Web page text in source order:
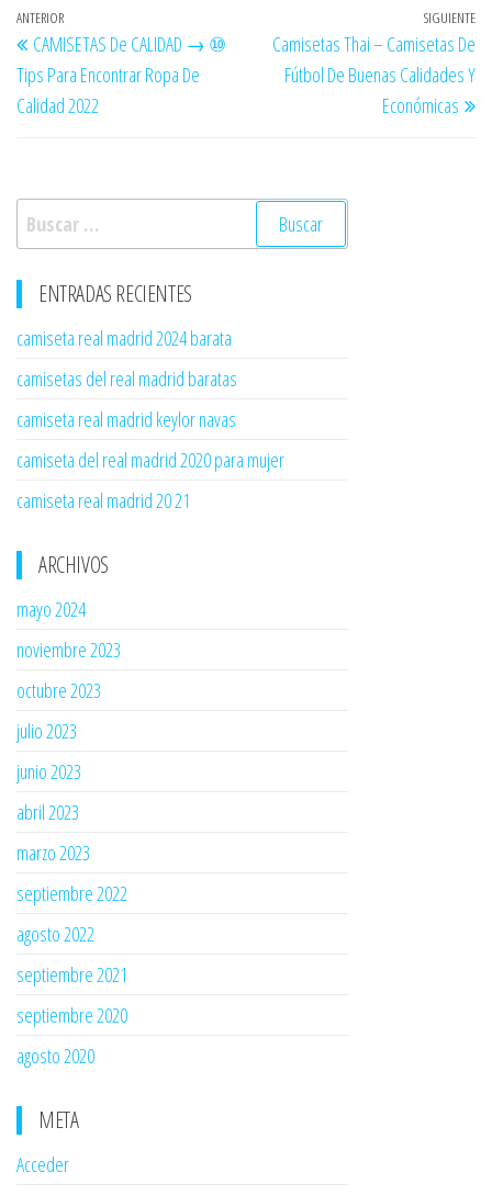
Navegación
de
entradas
Entrada
anterior
ANTERIOR
CAMISETAS De CALIDAD → ⑩
Tips Para Encontrar Ropa De
Calidad 2022
SIGUIENTE
Camisetas Thai – Camisetas De
Fútbol De Buenas Calidades Y
Económicas
Buscar:
ENTRADAS RECIENTES
camiseta real madrid 2024 barata
camisetas del real madrid baratas
camiseta real madrid keylor navas
camiseta del real madrid 2020 para mujer
camiseta real madrid 20 21
ARCHIVOS
mayo 2024
noviembre 2023
octubre 2023
julio 2023
junio 2023
abril 2023
marzo 2023
septiembre 2022
agosto 2022
septiembre 2021
septiembre 2020
agosto 2020
META
Acceder